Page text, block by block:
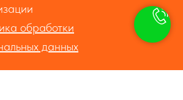
обработки
данных